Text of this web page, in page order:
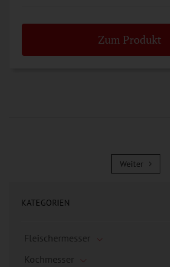
Zum Produkt
Weiter Weiter
KATEGORIEN
Fleischermesser
Kochmesser